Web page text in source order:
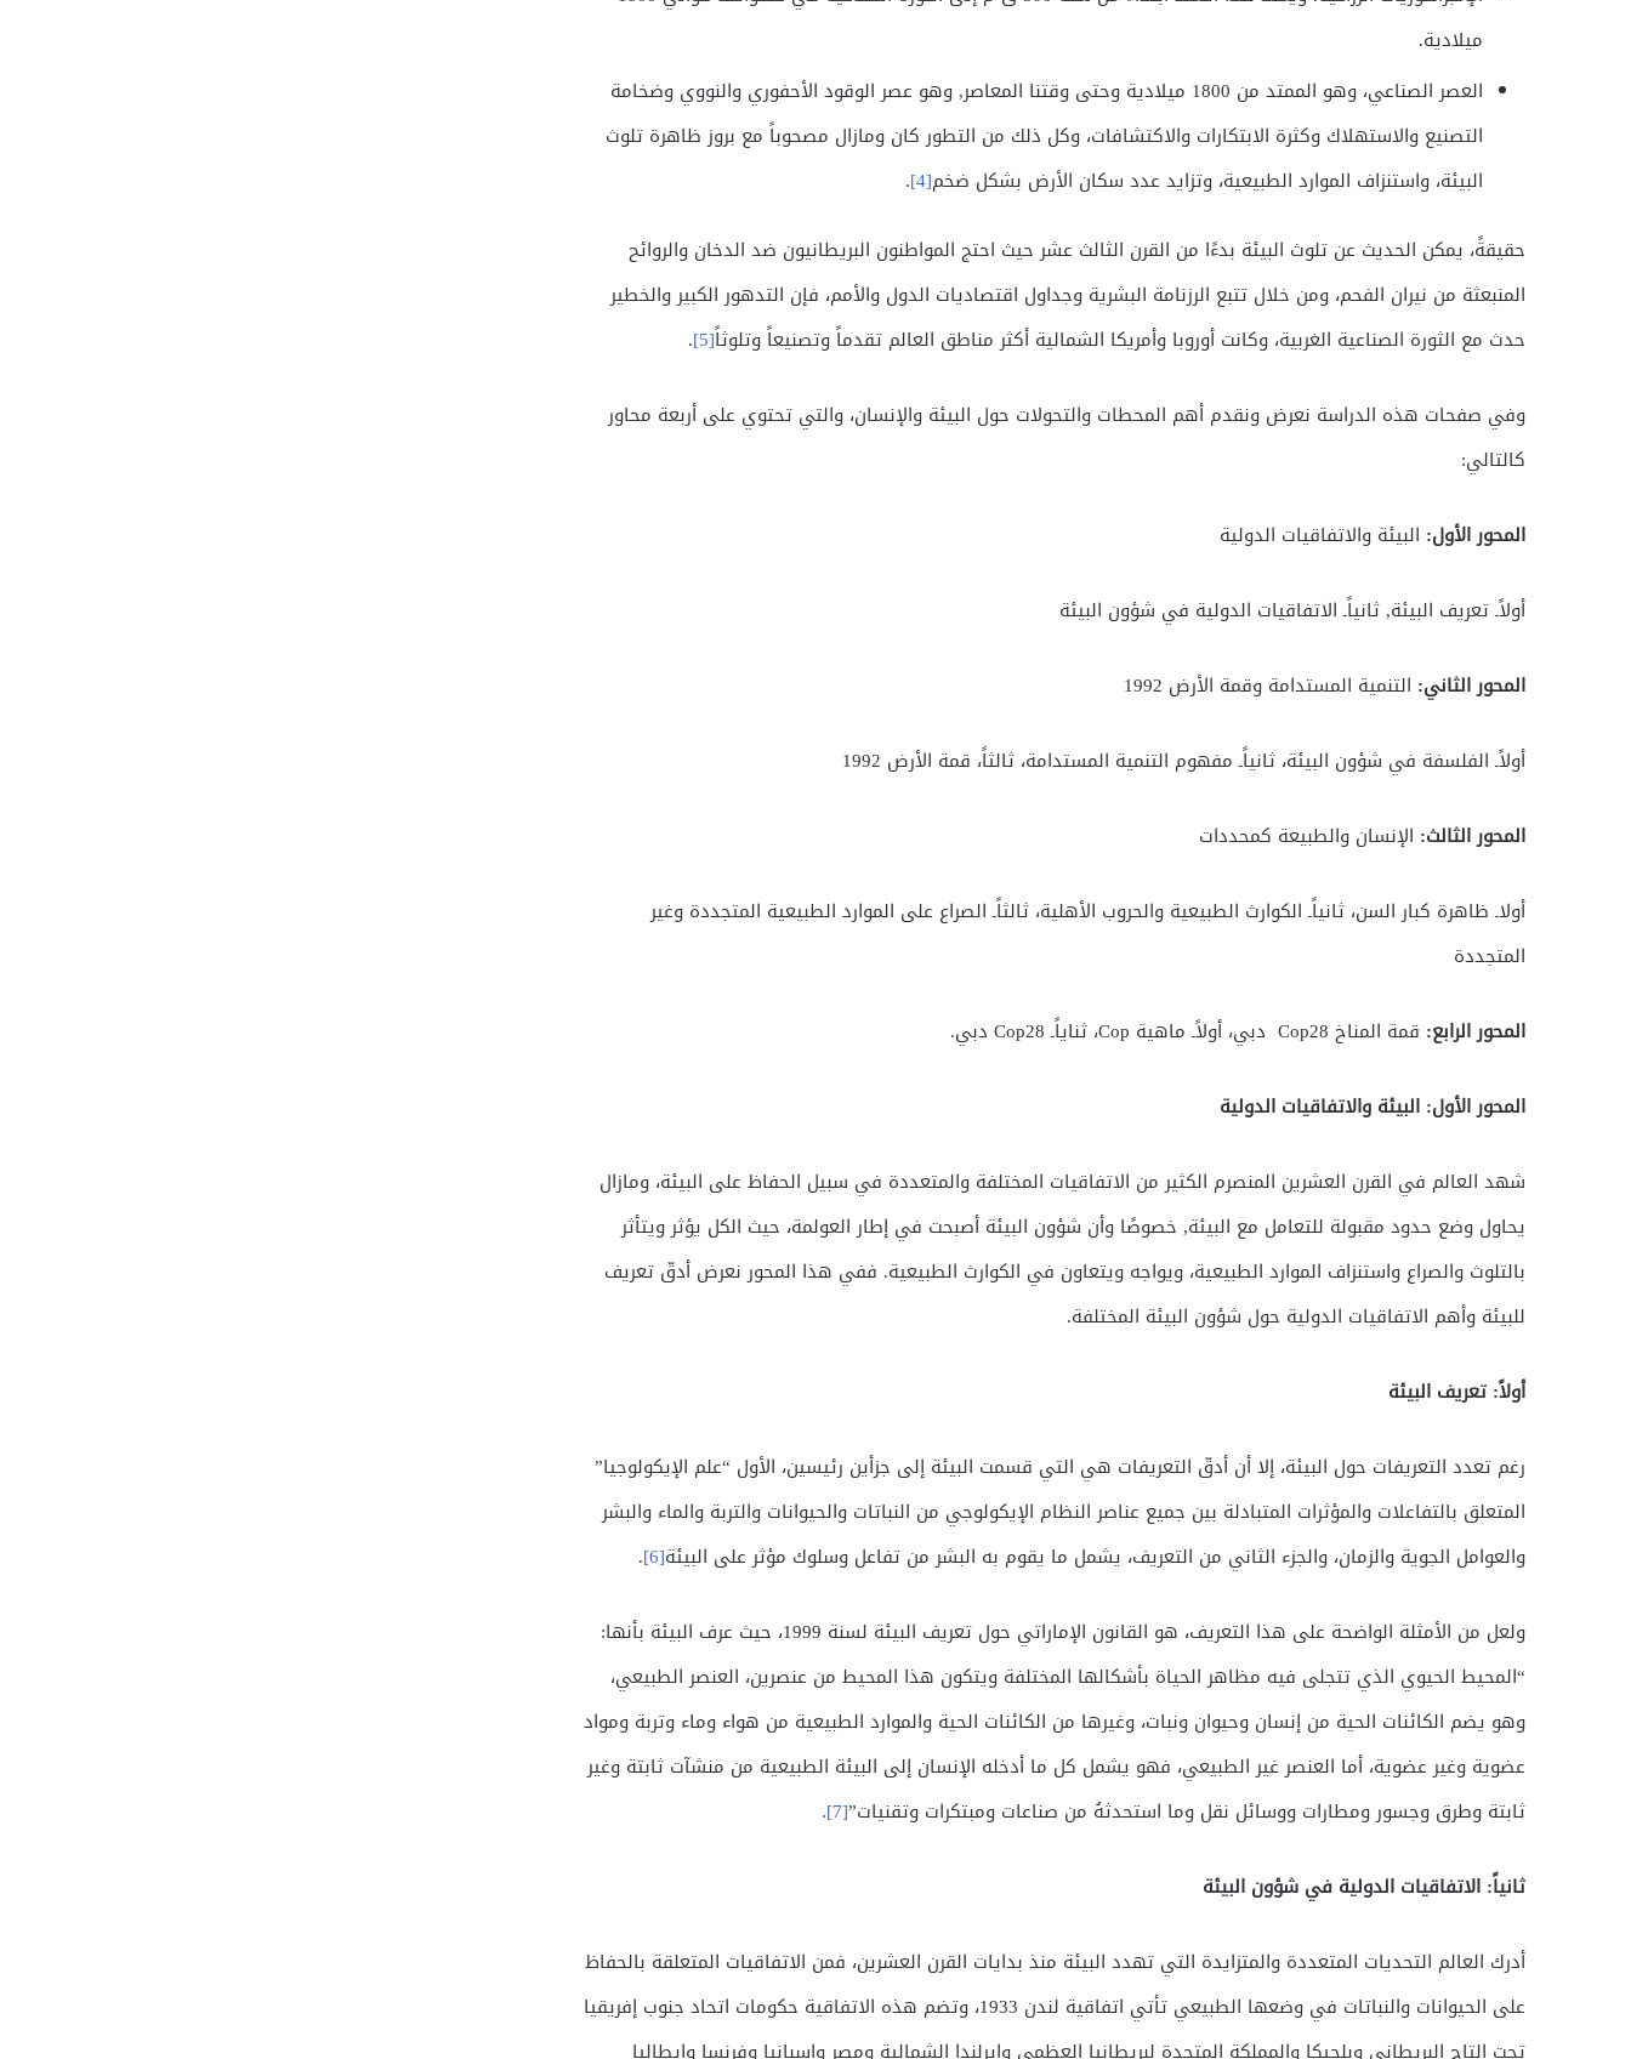
ميلادية.
العصر الصناعي، وهو الممتد من 1800 ميلادية وحتى وقتنا المعاصر, وهو عصر الوقود الأحفوري والنووي وضخامة
التصنيع والاستهلاك وكثرة الابتكارات والاكتشافات، وكل ذلك من التطور كان ومازال مصحوباً مع بروز ظاهرة تلوث
البيئة، واستنزاف الموارد الطبيعية، وتزايد عدد سكان الأرض بشكل ضخم[4]
.
حقيقةً، يمكن الحديث عن تلوث البيئة بدءًا من القرن الثالث عشر حيث احتج المواطنون البريطانيون ضد الدخان والروائح
المنبعثة من نيران الفحم، ومن خلال تتبع الرزنامة البشرية وجداول اقتصاديات الدول والأمم، فإن التدهور الكبير والخطير
حدث مع الثورة الصناعية الغربية، وكانت أوروبا وأمريكا الشمالية أكثر مناطق العالم تقدماً وتصنيعاً وتلوثاً[5]
.
وفي صفحات هذه الدراسة نعرض ونقدم أهم المحطات والتحولات حول البيئة والإنسان، والتي تحتوي على أربعة محاور
كالتالي:
المحور الأول: البيئة والاتفاقيات الدولية
أولاًـ تعريف البيئة, ثانياًـ الاتفاقيات الدولية في شؤون البيئة
المحور الثاني: التنمية المستدامة وقمة الأرض 1992
أولاًـ الفلسفة في شؤون البيئة، ثانياًـ مفهوم التنمية المستدامة، ثالثاً، قمة الأرض 1992
المحور الثالث: الإنسان والطبيعة كمحددات
أولاـ ظاهرة كبار السن، ثانياًـ الكوارث الطبيعية والحروب الأهلية، ثالثاًـ الصراع على الموارد الطبيعية المتجددة وغير
المتجددة
المحور الرابع: قمة المناخ Cop28 دبي، أولاًـ ماهية Cop، ثناياًـ Cop28 دبي.
المحور الأول: البيئة والاتفاقيات الدولية
شهد العالم في القرن العشرين المنصرم الكثير من الاتفاقيات المختلفة والمتعددة في سبيل الحفاظ على البيئة، ومازال
يحاول وضع حدود مقبولة للتعامل مع البيئة, خصوصًا وأن شؤون البيئة أصبحت في إطار العولمة، حيث الكل يؤثر ويتأثر
بالتلوث والصراع واستنزاف الموارد الطبيعية، ويواجه ويتعاون في الكوارث الطبيعية. ففي هذا المحور نعرض أدقّ تعريف
للبيئة وأهم الاتفاقيات الدولية حول شؤون البيئة المختلفة.
أولاً: تعريف البيئة
رغم تعدد التعريفات حول البيئة، إلا أن أدقّ التعريفات هي التي قسمت البيئة إلى جزأين رئيسين، الأول “علم الإيكولوجيا”
المتعلق بالتفاعلات والمؤثرات المتبادلة بين جميع عناصر النظام الإيكولوجي من النباتات والحيوانات والتربة والماء والبشر
والعوامل الجوية والزمان، والجزء الثاني من التعريف، يشمل ما يقوم به البشر من تفاعل وسلوك مؤثر على البيئة[6]
.
ولعل من الأمثلة الواضحة على هذا التعريف، هو القانون الإماراتي حول تعريف البيئة لسنة 1999، حيث عرف البيئة بأنها:
“المحيط الحيوي الذي تتجلى فيه مظاهر الحياة بأشكالها المختلفة ويتكون هذا المحيط من عنصرين، العنصر الطبيعي،
وهو يضم الكائنات الحية من إنسان وحيوان ونبات، وغيرها من الكائنات الحية والموارد الطبيعية من هواء وماء وتربة ومواد
عضوية وغير عضوية، أما العنصر غير الطبيعي، فهو يشمل كل ما أدخله الإنسان إلى البيئة الطبيعية من منشآت ثابتة وغير
ثابتة وطرق وجسور ومطارات ووسائل نقل وما استحدثهُ من صناعات ومبتكرات وتقنيات”[7]
.
ثانياً: الاتفاقيات الدولية في شؤون البيئة
أدرك العالم التحديات المتعددة والمتزايدة التي تهدد البيئة منذ بدايات القرن العشرين، فمن الاتفاقيات المتعلقة بالحفاظ
على الحيوانات والنباتات في وضعها الطبيعي تأتي اتفاقية لندن 1933، وتضم هذه الاتفاقية حكومات اتحاد جنوب إفريقيا